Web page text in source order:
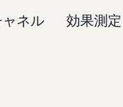
ネル 効果測定